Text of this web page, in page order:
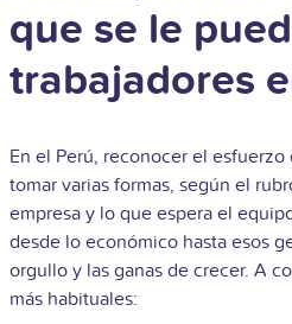
que se le
trabajadores
En el Perú, reconocer el
tomar varias formas, según el
empresa y lo que espera el
desde lo económico hasta esos
orgullo y las ganas de crecer. A
más habituales: